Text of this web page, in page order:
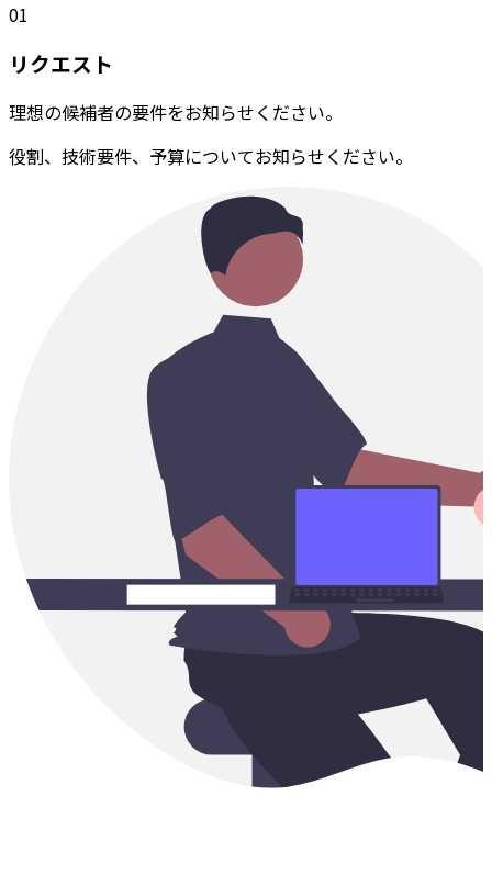
01
リクエスト
理想の候補者の要件をお知らせください。
役割、技術要件、予算についてお知らせください。